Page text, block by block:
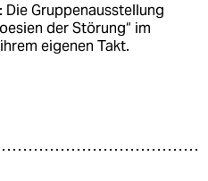
Gruppenausstellung
der Störung“ im
eigenen Takt.